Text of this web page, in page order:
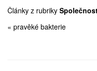
Články z rubriky
« pravěké bakterie